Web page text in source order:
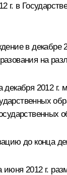
г. в
в
на
декабря 2012
до конца
2012 г.